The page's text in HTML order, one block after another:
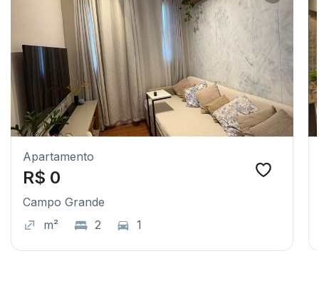
Apartamento
R$ 0
Campo Grande
m²
2 1